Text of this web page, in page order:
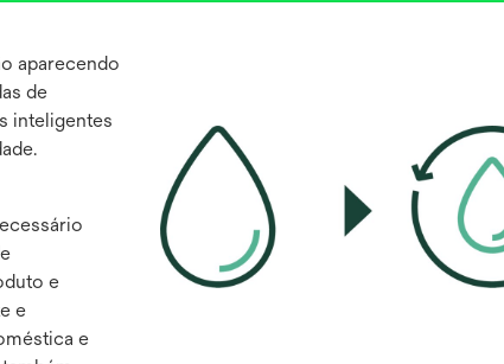
aparecendo
de
inteligentes
e
e
e